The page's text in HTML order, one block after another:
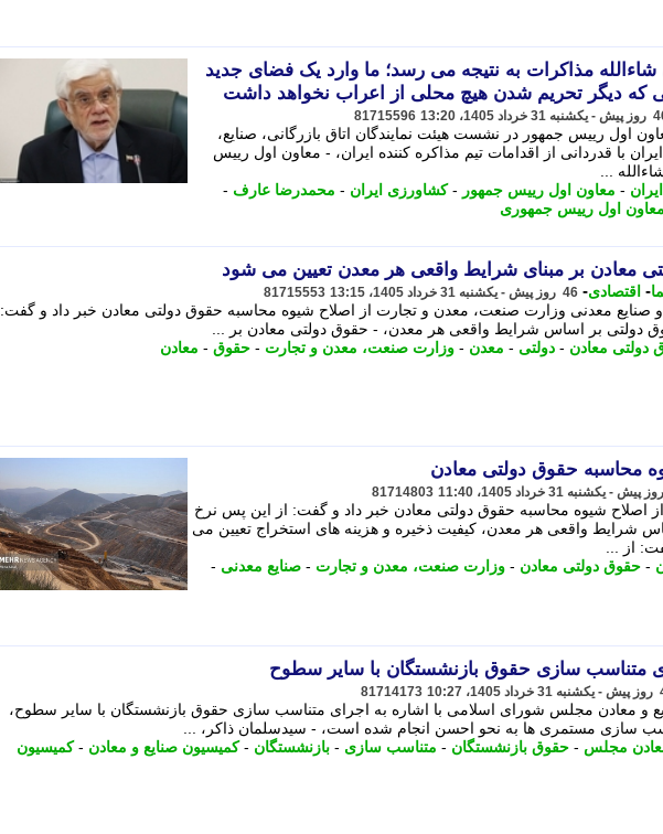
مذاکرات به نتیجه می رسد؛ ما وارد یک فضای جدید
که دیگر تحریم شدن هیچ محلی از اعراب نخواهد داشت
خرداد 1405، 13:20 81715596
اول رییس جمهور در نشست هیئت نمایندگان اتاق بازرگانی، صنایع،
با قدردانی از اقدامات تیم مذاکره کننده ایران، - معاون اول رییس
...
- معاون اول رییس جمهور -کشاورزی ایران - محمدرضا عارف -
معاون اول رییس جمهوری
معادن بر مبنای شرایط واقعی هر معدن تعیین می شود
- اقتصادی- 46 روز پیش - یکشنبه 31 خرداد 1405، 13:15 81715553
و صنایع معدنی وزارت صنعت، معدن و تجارت از اصلاح شیوه محاسبه حقوق دولتی معادن خبر داد و گفت:
دولتی بر اساس شرایط واقعی هر معدن، - حقوق دولتی معادن بر ...
دولتی معادن - دولتی - معدن - وزارت صنعت، معدن و تجارت - حقوق - معادن
محاسبه حقوق دولتی معادن
81714803
اصلاح شیوه محاسبه حقوق دولتی معادن خبر داد و گفت: از این پس نرخ
شرایط واقعی هر معدن، کیفیت ذخیره و هزینه های استخراج تعیین می
از ...
- حقوق دولتی معادن - وزارت صنعت، معدن و تجارت - صنایع معدنی -
متناسب سازی حقوق بازنشستگان با سایر سطوح
10:27
81714173
و معادن مجلس شورای اسلامی با اشاره به اجرای متناسب سازی حقوق بازنشستگان با سایر سطوح،
سازی مستمری ها به نحو احسن انجام شده است، - سیدسلمان ذاکر، ...
مجلس - حقوق بازنشستگان - متناسب سازی - بازنشستگان -کمیسیون صنایع و معادن -کمیسیون